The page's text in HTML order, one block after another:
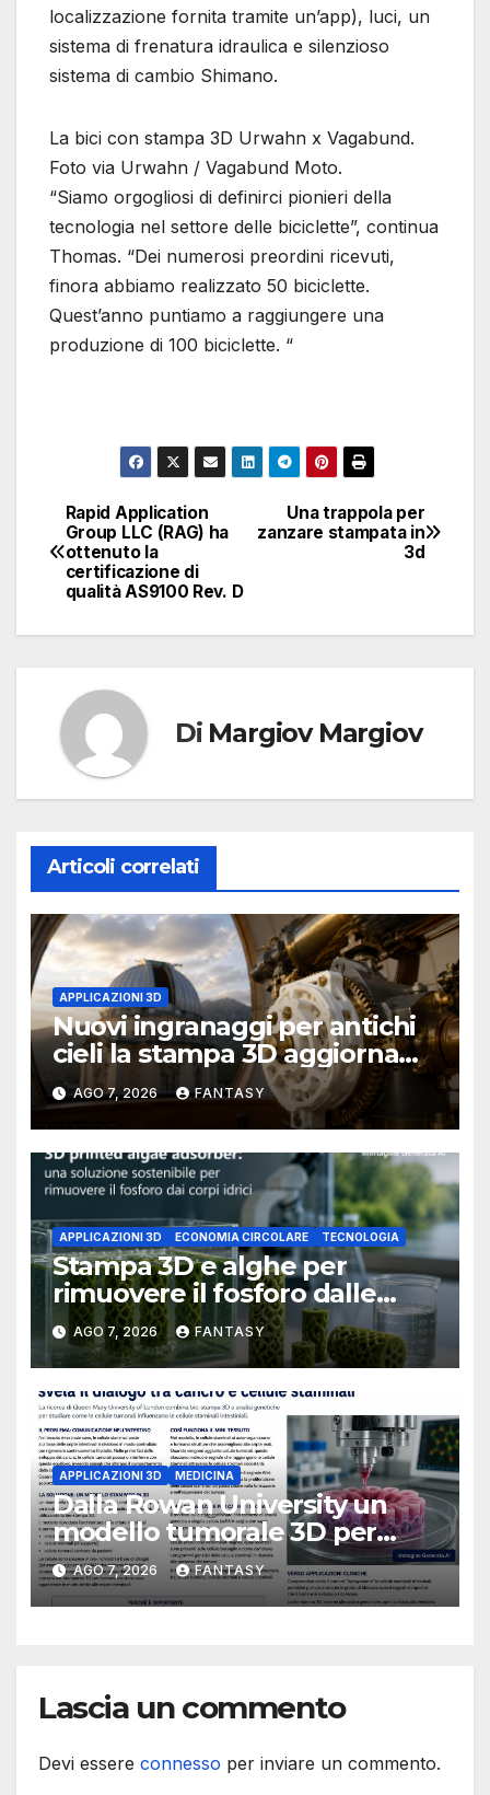
localizzazione fornita tramite un’app), luci, un
sistema di frenatura idraulica e silenzioso
sistema di cambio Shimano.
La bici con stampa 3D Urwahn x Vagabund.
Foto via Urwahn / Vagabund Moto.
“Siamo orgogliosi di definirci pionieri della
tecnologia nel settore delle biciclette”, continua
Thomas. “Dei numerosi preordini ricevuti,
finora abbiamo realizzato 50 biciclette.
Quest’anno puntiamo a raggiungere una
produzione di 100 biciclette. “
Navigazione
articoli
Una trappola per
zanzare stampata in
3d
Rapid Application
Group LLC (RAG) ha
ottenuto la
certificazione di
qualità AS9100 Rev. D
Di Margiov Margiov
Articoli correlati
APPLICAZIONI 3D
Nuovi ingranaggi per antichi
cieli la stampa 3D aggiorna
un osservatorio del 1930 della
University of Arkansas at
Little Rock
AGO 7, 2026 FANTASY
APPLICAZIONI 3D ECONOMIA CIRCOLARE TECNOLOGIA
Stampa 3D e alghe per
rimuovere il fosforo dalle
acque il progetto della
Florida Atlantic University
AGO 7, 2026 FANTASY
APPLICAZIONI 3D MEDICINA
Dalla Rowan University un
modello tumorale 3D per
studiare il dialogo tra cancro
e cellule staminali
AGO 7, 2026 FANTASY
Lascia un commento
Devi essere connesso per inviare un commento.